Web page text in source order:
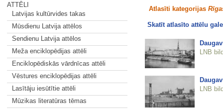
ATTĒLI
Latvijas kultūrvides takas
Mūsdienu Latvija attēlos
Sendienu Latvija attēlos
Meža enciklopēdijas attēli
Enciklopēdiskās vārdnīcas attēli
Vēstures enciklopēdijas attēli
Lasītāju iesūtītie attēli
Mūzikas literatūras tēmas
Atlasīti kategorijas
Skatīt atlasīto attēlu
LNB
LNB